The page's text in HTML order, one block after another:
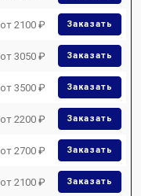
от 2100 ₽ Заказать
от 3050 ₽ Заказать
от 3500 ₽ Заказать
от 2200 ₽ Заказать
от 2700 ₽ Заказать
от 2100 ₽ Заказать